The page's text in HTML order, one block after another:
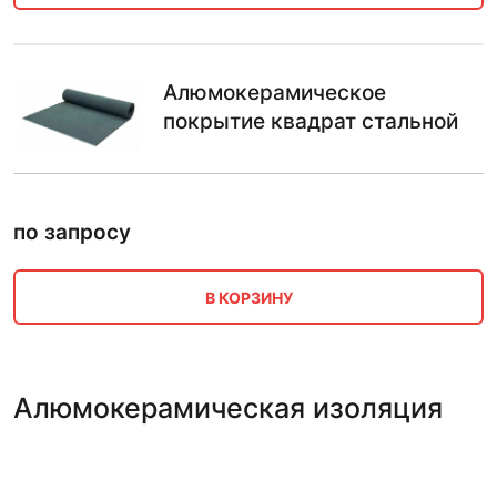
Алюмокерамическое
покрытие квадрат стальной
по запросу
В КОРЗИНУ
Алюмокерамическая изоляция